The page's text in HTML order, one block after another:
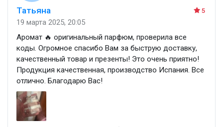
5
Татьяна
19 марта 2025, 20:05
Аромат 🔥 оригинальный парфюм, проверила все
коды. Огромное спасибо Вам за быструю доставку,
качественный товар и презенты! Это очень приятно!
Продукция качественная, производство Испания. Все
отлично. Благодарю Вас!